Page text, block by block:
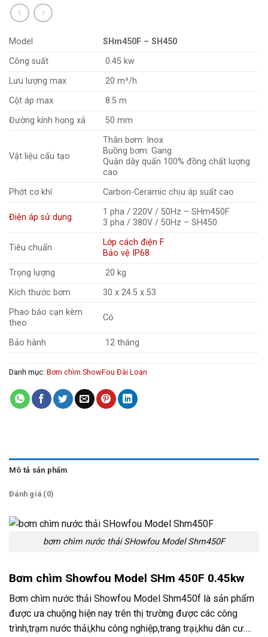
Model
SHm450F – SH450
Công suất
0.45 kw
Lưu lượng max
20 m³/h
Cột áp max
8.5 m
Đường kính họng xả
50 mm
Vật liệu cấu tạo
Thân bơm: Inox
Buồng bơm: Gang
Quận dây quấn 100% đồng chất lượng
cao
Phớt cơ khí
Carbon-Ceramic chịu áp suất cao
Điện áp sử dụng
1 pha / 220V / 50Hz – SHm450F
3 pha / 380V / 50Hz – SH450
Tiêu chuẩn
Lớp cách điện F
Bảo vệ IP68
Trọng lượng
20 kg
Kích thước bơm
30 x 24.5 x 53
Phao báo cạn kèm
theo
Có
Bảo hành 12 tháng
Danh mục: Bơm chìm ShowFou Đài Loan
Mô tả sản phẩm
Đánh giá (0)
bơm chìm nước thải SHowfou Model Shm450F
Bơm chìm Showfou Model SHm 450F 0.45kw
Bơm chìm nước thải Showfou Model Shm450f là sản phẩm
được ưa chuộng hiện nay trên thị trường được các công
trình,trạm nước thải,khu công nghiệp,trang trại,khu dân cư….